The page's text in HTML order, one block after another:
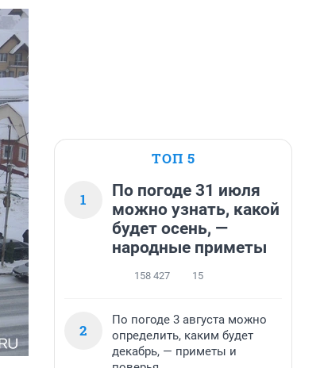
ТОП 5
1
По погоде 31 июля
можно узнать, какой
будет осень, —
народные приметы
158 427 15
2
По погоде 3 августа можно
определить, каким будет
декабрь, — приметы и